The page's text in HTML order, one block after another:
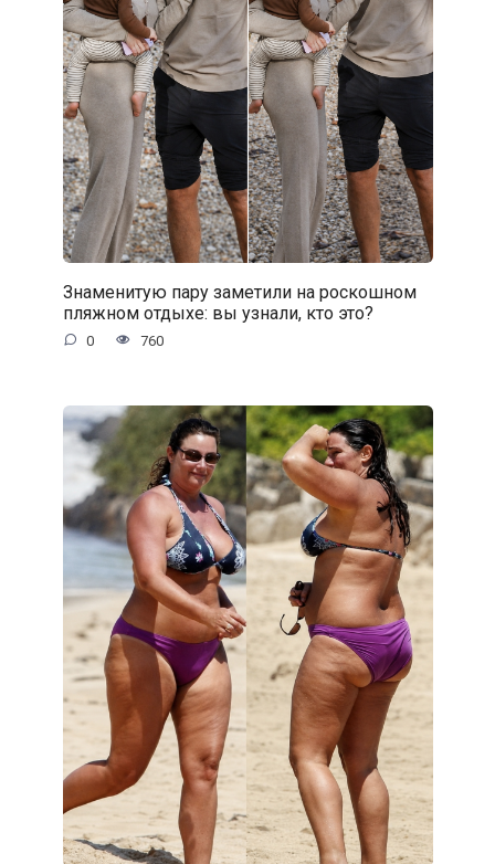
Знаменитую пару заметили на роскошном
пляжном отдыхе: вы узнали, кто это?
0 760